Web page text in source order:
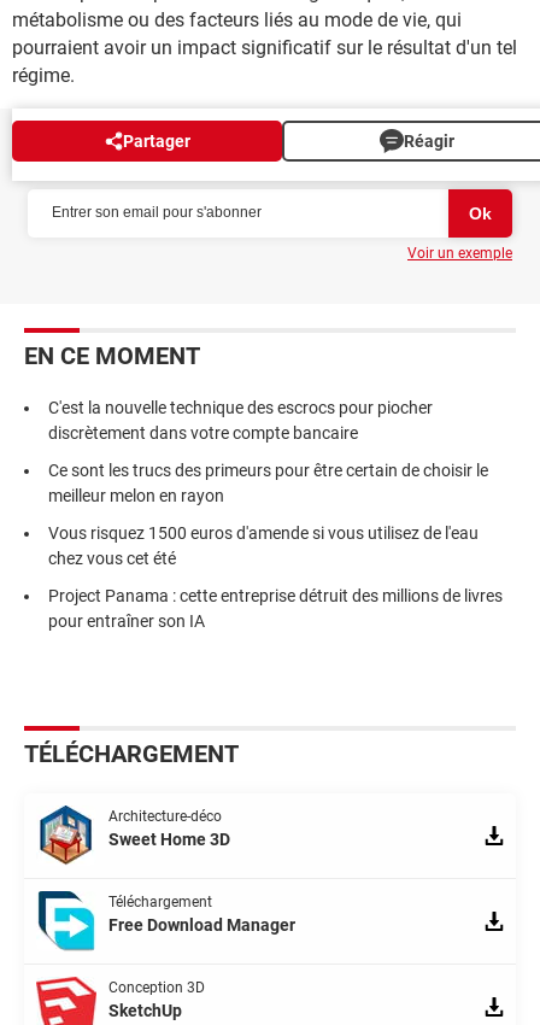
métabolisme ou des facteurs liés au mode de vie, qui
pourraient avoir un impact significatif sur le résultat d'un tel
régime.
Partager Réagir
NEWSLETTER
Voir un exemple
EN CE MOMENT
C'est la nouvelle technique des escrocs pour piocher
discrètement dans votre compte bancaire
Ce sont les trucs des primeurs pour être certain de choisir le
meilleur melon en rayon
Vous risquez 1500 euros d'amende si vous utilisez de l'eau
chez vous cet été
Project Panama : cette entreprise détruit des millions de livres
pour entraîner son IA
TÉLÉCHARGEMENT
Architecture-déco
Sweet Home 3D
Téléchargement
Free Download Manager
Conception 3D
SketchUp